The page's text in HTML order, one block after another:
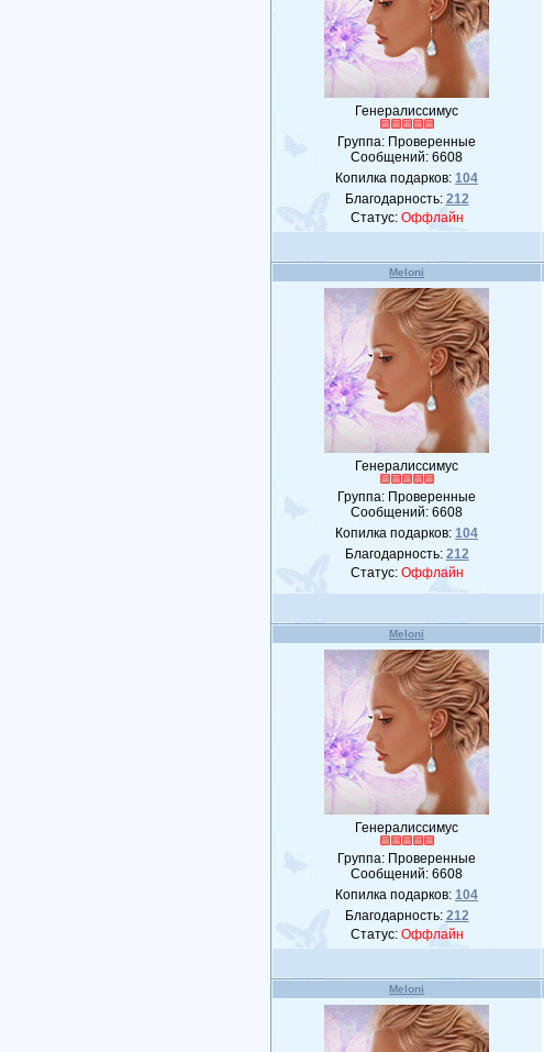
Генералиссимус
Группа: Проверенные
Сообщений:6608
Копилка подарков:104
Благодарность: 212
Статус: Оффлайн
Meloni
Генералиссимус
Группа: Проверенные
Сообщений:6608
Копилка подарков:104
Благодарность: 212
Статус: Оффлайн
Meloni
Генералиссимус
Группа: Проверенные
Сообщений:6608
Копилка подарков:104
Благодарность: 212
Статус: Оффлайн
Meloni